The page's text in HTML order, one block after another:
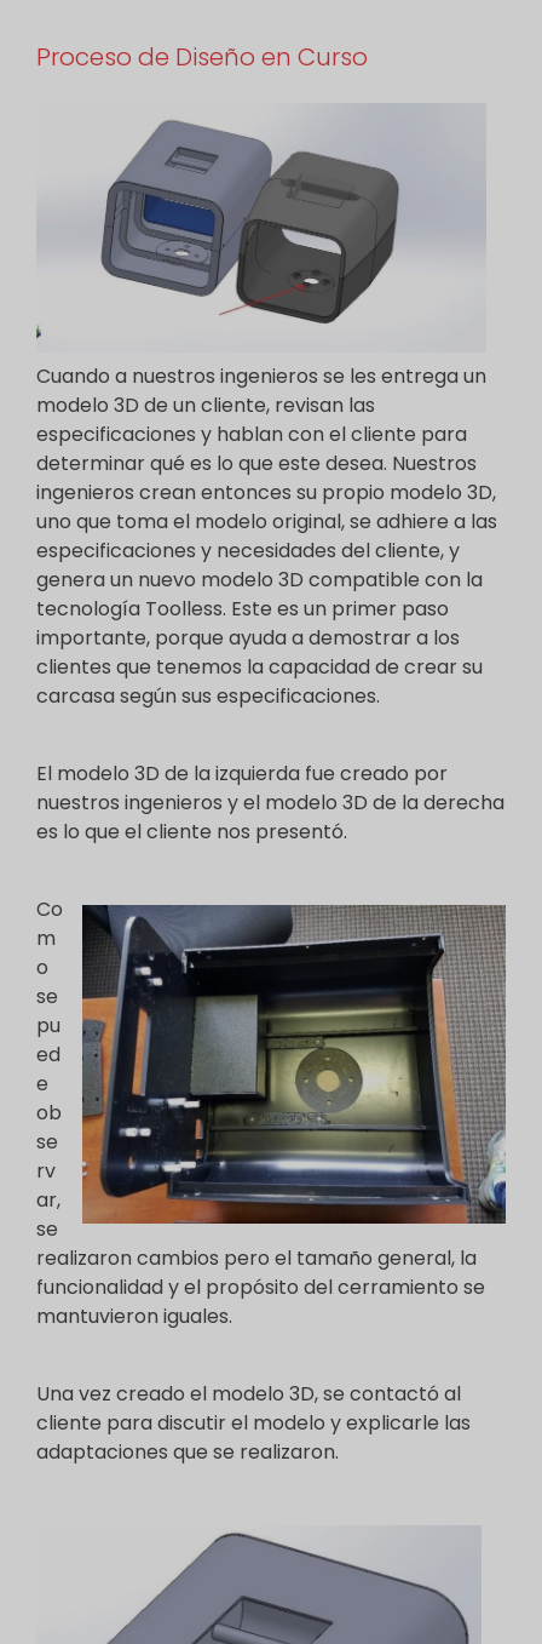
Proceso de Diseño en Curso
Cuando a nuestros ingenieros se les entrega un
modelo 3D de un cliente, revisan las
especificaciones y hablan con el cliente para
determinar qué es lo que este desea. Nuestros
ingenieros crean entonces su propio modelo 3D,
uno que toma el modelo original, se adhiere a las
especificaciones y necesidades del cliente, y
genera un nuevo modelo 3D compatible con la
tecnología Toolless. Este es un primer paso
importante, porque ayuda a demostrar a los
clientes que tenemos la capacidad de crear su
carcasa según sus especificaciones.
El modelo 3D de la izquierda fue creado por
nuestros ingenieros y el modelo 3D de la derecha
es lo que el cliente nos presentó.
Co
m
o
se
pu
ed
e
ob
se
rv
ar,
se
realizaron cambios pero el tamaño general, la
funcionalidad y el propósito del cerramiento se
mantuvieron iguales.
Una vez creado el modelo 3D, se contactó al
cliente para discutir el modelo y explicarle las
adaptaciones que se realizaron.